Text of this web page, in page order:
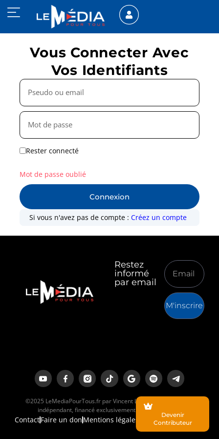
Vous Connecter Avec
Vos Identifiants
Rester connecté
Connexion
Mot de passe oublié
Si vous n'avez pas de compte :Créez un compte
Restez
informé
par email
M'inscrire
©2025 LeMediaPourTous.fr par Vincent Lapierre est un média
indépendant, financé exclusivement par ses lecteurs.
ContactFaire un don Mentions légales
Devenir
Contributeur